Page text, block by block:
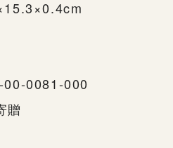
0081-000
贈